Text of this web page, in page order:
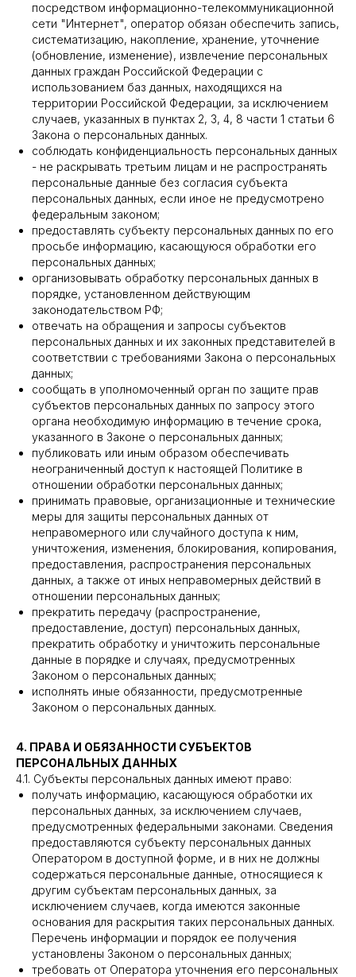
посредством информационно-телекоммуникационной
сети "Интернет", оператор обязан обеспечить запись,
систематизацию, накопление, хранение, уточнение
(обновление, изменение), извлечение персональных
данных граждан Российской Федерации с
использованием баз данных, находящихся на
территории Российской Федерации, за исключением
случаев, указанных в пунктах 2, 3, 4, 8 части 1 статьи 6
Закона о персональных данных.
соблюдать конфиденциальность персональных данных
- не раскрывать третьим лицам и не распространять
персональные данные без согласия субъекта
персональных данных, если иное не предусмотрено
федеральным законом;
предоставлять субъекту персональных данных по его
просьбе информацию, касающуюся обработки его
персональных данных;
организовывать обработку персональных данных в
порядке, установленном действующим
законодательством РФ;
отвечать на обращения и запросы субъектов
персональных данных и их законных представителей в
соответствии с требованиями Закона о персональных
данных;
сообщать в уполномоченный орган по защите прав
субъектов персональных данных по запросу этого
органа необходимую информацию в течение срока,
указанного в Законе о персональных данных;
публиковать или иным образом обеспечивать
неограниченный доступ к настоящей Политике в
отношении обработки персональных данных;
принимать правовые, организационные и технические
меры для защиты персональных данных от
неправомерного или случайного доступа к ним,
уничтожения, изменения, блокирования, копирования,
предоставления, распространения персональных
данных, а также от иных неправомерных действий в
отношении персональных данных;
прекратить передачу (распространение,
предоставление, доступ) персональных данных,
прекратить обработку и уничтожить персональные
данные в порядке и случаях, предусмотренных
Законом о персональных данных;
исполнять иные обязанности, предусмотренные
Законом о персональных данных.
4. ПРАВА И ОБЯЗАННОСТИ СУБЪЕКТОВ
ПЕРСОНАЛЬНЫХ ДАННЫХ
4.1. Субъекты персональных данных имеют право:
получать информацию, касающуюся обработки их
персональных данных, за исключением случаев,
предусмотренных федеральными законами. Сведения
предоставляются субъекту персональных данных
Оператором в доступной форме, и в них не должны
содержаться персональные данные, относящиеся к
другим субъектам персональных данных, за
исключением случаев, когда имеются законные
основания для раскрытия таких персональных данных.
Перечень информации и порядок ее получения
установлены Законом о персональных данных;
требовать от Оператора уточнения его персональных